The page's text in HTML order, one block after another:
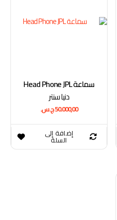
سماعة Head Phone JPL
دنيا سنتر
50.000,00ج.س.
إضافة إلى
السلة